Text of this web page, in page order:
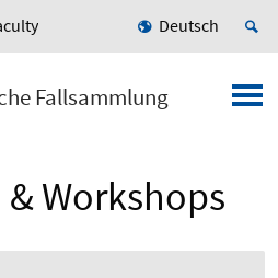
Deutsch
Fallsammlung
Workshops